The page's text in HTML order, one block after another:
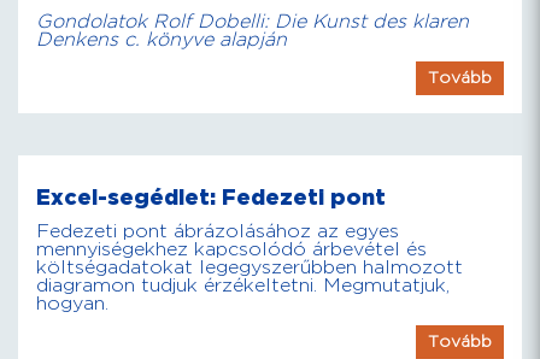
Gondolatok Rolf Dobelli: Die Kunst des klaren
Denkens c. könyve alapján
Tovább
Excel-segédlet: Fedezeti pont
Fedezeti pont ábrázolásához az egyes
mennyiségekhez kapcsolódó árbevétel és
költségadatokat legegyszerűbben halmozott
diagramon tudjuk érzékeltetni. Megmutatjuk,
hogyan.
Tovább